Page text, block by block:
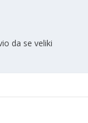
da se veliki